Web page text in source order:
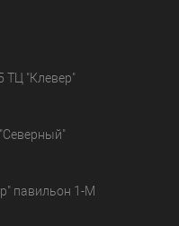
ТЦ "Клевер"
павильон 1-М